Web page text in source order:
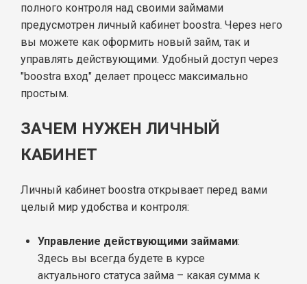
полного контроля над своими займами
предусмотрен личный кабинет boostra. Через него
вы можете как оформить новый займ, так и
управлять действующими. Удобный доступ через
"boostra вход" делает процесс максимально
простым.
ЗАЧЕМ НУЖЕН ЛИЧНЫЙ
КАБИНЕТ
Личный кабинет boostra открывает перед вами
целый мир удобства и контроля:
Управление действующими займами:
Здесь вы всегда будете в курсе
актуального статуса займа – какая сумма к